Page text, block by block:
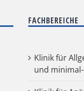
FACHBEREICHE
Klinik für
und